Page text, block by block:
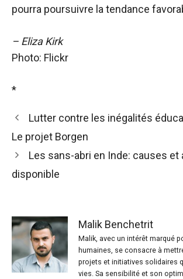
pourra poursuivre la tendance
– Eliza Kirk
Photo: Flickr
*
Lutter contre les inégalités
Le projet Borgen
Les sans-abri en Inde: causes et
disponible
Malik Benchetrit
Malik, avec un intérêt marqué
humaines, se consacre à
projets et initiatives solidaires
vies. Sa sensibilité et son